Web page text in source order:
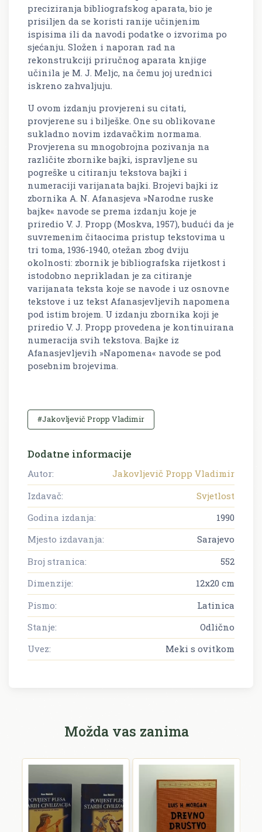
preciziranja bibliografskog aparata, bio je
prisiljen da se koristi ranije učinjenim
ispisima ili da navodi podatke o izvorima po
sjećanju. Složen i naporan rad na
rekonstrukciji priručnog aparata knjige
učinila je M. J. Meljc, na čemu joj urednici
iskreno zahvaljuju.
U ovom izdanju provjereni su citati,
provjerene su i bilješke. One su oblikovane
sukladno novim izdavačkim normama.
Provjerena su mnogobrojna pozivanja na
različite zbornike bajki, ispravljene su
pogreške u citiranju tekstova bajki i
numeraciji varijanata bajki. Brojevi bajki iz
zbornika A. N. Afanasjeva »Narodne ruske
bajke« navode se prema izdanju koje je
priredio V. J. Propp (Moskva, 1957), budući da je
suvremenim čitaocima pristup tekstovima u
tri toma, 1936-1940, otežan zbog dviju
okolnosti: zbornik je bibliografska rijetkost i
istodobno neprikladan je za citiranje
varijanata teksta koje se navode i uz osnovne
tekstove i uz tekst Afanasjevljevih napomena
pod istim brojem. U izdanju zbornika koji je
priredio V. J. Propp provedena je kontinuirana
numeracija svih tekstova. Bajke iz
Afanasjevljevih »Napomena« navode se pod
posebnim brojevima.
#Jakovljevič Propp Vladimir
Dodatne informacije
Autor:
Jakovljevič Propp Vladimir
Izdavač:
Svjetlost
Godina izdanja:
1990
Mjesto izdavanja:
Sarajevo
Broj stranica:
552
Dimenzije:
12x20 cm
Pismo:
Latinica
Stanje:
Odlično
Uvez:
Meki s ovitkom
Možda vas zanima